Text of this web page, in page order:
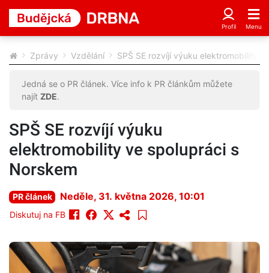
Zprávy Vzdělání SPŠ SE rozvíjí výuku elektromobility
Jedná se o PR článek. Více info k PR článkům můžete
najít ZDE.
SPŠ SE rozvíjí výuku
elektromobility ve spolupráci s
Norskem
PR článek Neděle, 31. května 2026, 10:01
Diskutuj na FB